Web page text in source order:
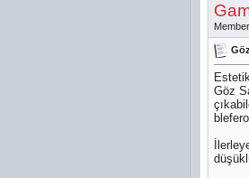
Member
Göz